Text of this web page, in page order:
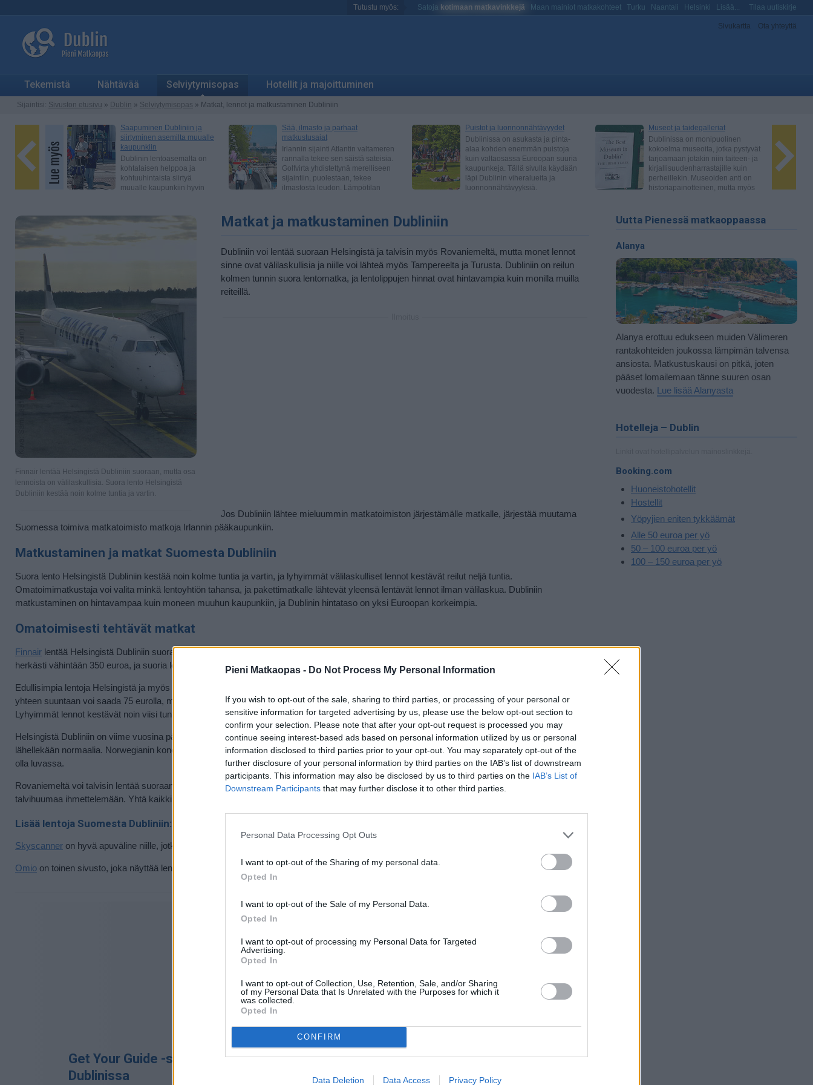
Pieni Matkaopas - Do Not Process My Personal Information
If you wish to opt-out of the sale, sharing to third parties, or processing of your personal or
sensitive information for targeted advertising by us, please use the below opt-out section to
confirm your selection. Please note that after your opt-out request is processed you may
continue seeing interest-based ads based on personal information utilized by us or personal
information disclosed to third parties prior to your opt-out. You may separately opt-out of the
further disclosure of your personal information by third parties on the IAB’s list of downstream
participants. This information may also be disclosed by us to third parties on the IAB’s List of
Downstream Participants that may further disclose it to other third parties.
Personal Data Processing Opt Outs
I want to opt-out of the Sharing of my personal data.
Opted In
I want to opt-out of the Sale of my Personal Data.
Opted In
I want to opt-out of processing my Personal Data for Targeted
Advertising.
Opted In
I want to opt-out of Collection, Use, Retention, Sale, and/or Sharing
of my Personal Data that Is Unrelated with the Purposes for which it
was collected.
Opted In
CONFIRM
Data Deletion Data Access Privacy Policy
Tutustu myös: Satoja kotimaan matkavinkkejä Maan mainiot matkakohteet Turku Naantali Helsinki Lisää... Tilaa uutiskirje
Sivukartta Ota yhteyttä
Tekemistä Nähtävää Selviytymisopas Hotellit ja majoittuminen
Sijaintisi: Sivuston etusivu » Dublin » Selviytymisopas » Matkat, lennot ja matkustaminen Dubliniin
Uutta Pienessä matkaoppaassa
Alanya
Alanya erottuu edukseen muiden Välimeren
rantakohteiden joukossa lämpimän talvensa
ansiosta. Matkustuskausi on pitkä, joten
pääset lomailemaan tänne suuren osan
vuodesta. Lue lisää Alanyasta
Hotelleja – Dublin
Booking.com
Huoneistohotellit
Hostellit
Yöpyjien eniten tykkäämät
Alle 50 euroa per yö
50 – 100 euroa per yö
100 – 150 euroa per yö
Finnair lentää Helsingistä Dubliniin suoraan, mutta osa
lennoista on välilaskullisia. Suora lento Helsingistä
Dubliniin kestää noin kolme tuntia ja vartin.
Matkat ja matkustaminen Dubliniin
Dubliniin voi lentää suoraan Helsingistä ja talvisin myös Rovaniemeltä, mutta monet lennot
sinne ovat välilaskullisia ja niille voi lähteä myös Tampereelta ja Turusta. Dubliniin on reilun
kolmen tunnin suora lentomatka, ja lentolippujen hinnat ovat hintavampia kuin monilla muilla
reiteillä.
Jos Dubliniin lähtee mieluummin matkatoimiston järjestämälle matkalle, järjestää muutama
Suomessa toimiva matkatoimisto matkoja Irlannin pääkaupunkiin.
Matkustaminen ja matkat Suomesta Dubliniin
Suora lento Helsingistä Dubliniin kestää noin kolme tuntia ja vartin, ja lyhyimmät välilaskulliset lennot kestävät reilut neljä tuntia.
Omatoimimatkustaja voi valita minkä lentoyhtiön tahansa, ja pakettimatkalle lähtevät yleensä lentävät lennot ilman välilaskua. Dubliniin
matkustaminen on hintavampaa kuin moneen muuhun kaupunkiin, ja Dublinin hintataso on yksi Euroopan korkeimpia.
Omatoimisesti tehtävät matkat
Finnair lentää Helsingistä Dubliniin suoraan, mutta osa lennoista on välilaskullisia. Lennot ovat melko hintavia, niin että menopaluu maksaa
herkästi vähintään 350 euroa, ja suoria lentoja on usein yksi aamu- ja toinen iltapäivällä.
Edullisimpia lentoja Helsingistä ja myös Tampereelta ja Turusta tekee
yhteen suuntaan voi saada 75 eurolla, mutta lentojen lähtöaikoihin ja lentoaikoihin kannattaa kiinnittää huomiota, sillä ne voivat olla huonoja.
Lyhyimmät lennot kestävät noin viisi tuntia, mutta tarjolla on myös vuorokauden kestäviä lentoja.
Helsingistä Dubliniin on viime vuosina päässyt Norwegianilla, mutta lennot olivat tauolla pari vuotta eivätkä ne ainakaan vielä ole palanneet
lähellekään normaalia. Norwegianin koneilla pääsee vähintäänkin välilaskulla Helsingistä Dubliniin, mutta tulevaisuudessa myös suoria lentoja voi
olla luvassa.
Rovaniemeltä voi talvisin lentää suoraan Dubliniin Ryanairilla, mutta lennot ovat lähinnä sitä varten, että Dublinista päästään Lapin joulu- ja
talvihuumaa ihmettelemään. Yhtä kaikki lentää voi myös toiseen suuntaan, ja lentoja on tapana olla marraskuun alusta maaliskuun loppuun.
Lisää lentoja Suomesta Dubliniin:
Skyscanner on hyvä apuväline niille, jotka haluavat enemmänkin tutkia lentoja.
Omio on toinen sivusto, joka näyttää lentoja Suomesta Dubliniin.
Get Your Guide -sivustolta voit hankkia liput paikkoihin ja ajanvietteisiin
Dublinissa